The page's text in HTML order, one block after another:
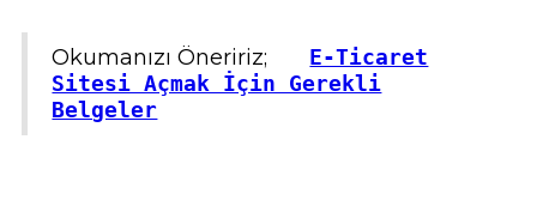
Okumanızı Öneririz;
E-Ticaret
Sitesi Açmak İçin Gerekli
Belgeler